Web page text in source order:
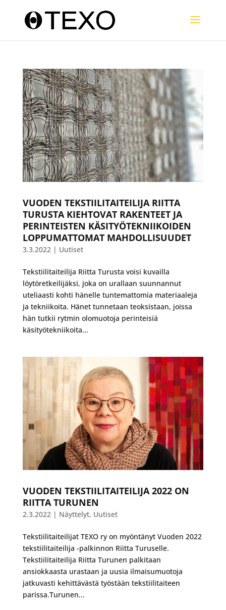
VUODEN TEKSTIILITAITEILIJA RIITTA
TURUSTA KIEHTOVAT RAKENTEET JA
PERINTEISTEN KÄSITYÖTEKNIIKOIDEN
LOPPUMATTOMAT MAHDOLLISUUDET
3.3.2022| Uutiset
Tekstiilitaiteilija Riitta Turusta voisi kuvailla
löytöretkeilijäksi, joka on urallaan suunnannut
uteliaasti kohti hänelle tuntemattomia materiaaleja
ja tekniikoita. Hänet tunnetaan teoksistaan, joissa
hän tutkii rytmin olomuotoja perinteisiä
käsityötekniikoita...
VUODEN TEKSTIILITAITEILIJA 2022 ON
RIITTA TURUNEN
2.3.2022| Näyttelyt, Uutiset
Tekstiilitaiteilijat TEXO ry on myöntänyt Vuoden 2022
tekstiilitaiteilija -palkinnon Riitta Turuselle.
Tekstiilitaiteilija Riitta Turunen palkitaan
ansiokkaasta urastaan ja uusia ilmaisumuotoja
jatkuvasti kehittävästä työstään tekstiilitaiteen
parissa.Turunen...